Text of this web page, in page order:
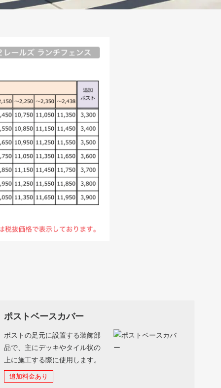
ポストベースカバー
ポストの足元に設置する装飾部
品で、主にデッキやタイル状の
上に施工する際に使用します。
追加料金あり